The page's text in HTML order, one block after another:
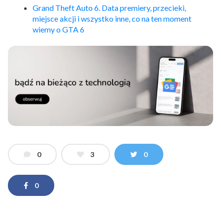
Grand Theft Auto 6. Data premiery, przecieki,
miejsce akcji i wszystko inne, co na ten moment
wiemy o GTA 6
0 3 0
0